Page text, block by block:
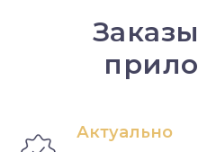
Актуально